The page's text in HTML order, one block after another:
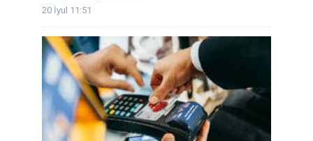
20 İyul 11:51